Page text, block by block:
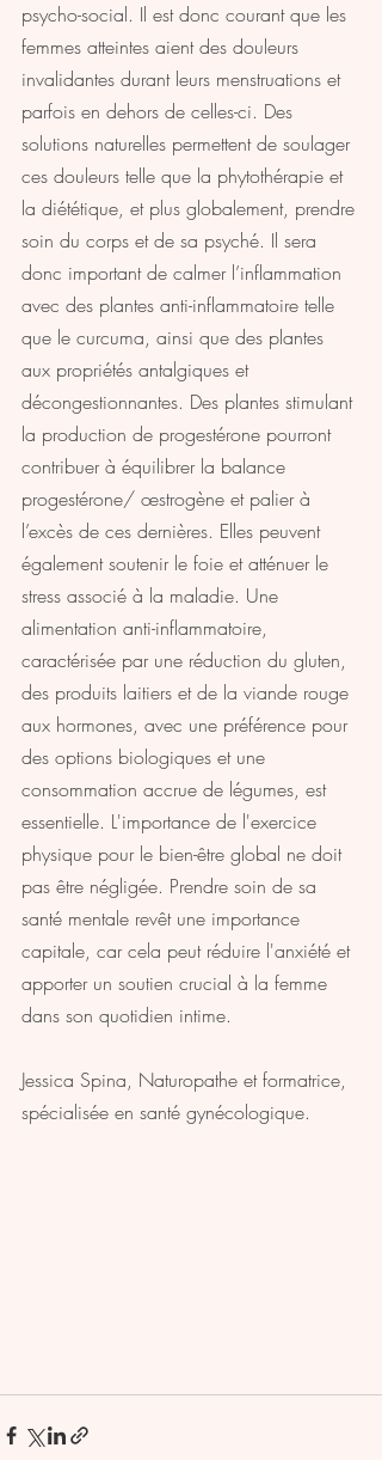
psycho-social. Il est donc courant que les
femmes atteintes aient des douleurs
invalidantes durant leurs menstruations et
parfois en dehors de celles-ci. Des
solutions naturelles permettent de soulager
ces douleurs telle que la phytothérapie et
la diététique, et plus globalement, prendre
soin du corps et de sa psyché. Il sera
donc important de calmer l’inflammation
avec des plantes anti-inflammatoire telle
que le curcuma, ainsi que des plantes
aux propriétés antalgiques et
décongestionnantes. Des plantes stimulant
la production de progestérone pourront
contribuer à équilibrer la balance
progestérone/ œstrogène et palier à
l’excès de ces dernières. Elles peuvent
également soutenir le foie et atténuer le
stress associé à la maladie. Une
alimentation anti-inflammatoire,
caractérisée par une réduction du gluten,
des produits laitiers et de la viande rouge
aux hormones, avec une préférence pour
des options biologiques et une
consommation accrue de légumes, est
essentielle. L'importance de l'exercice
physique pour le bien-être global ne doit
pas être négligée. Prendre soin de sa
santé mentale revêt une importance
capitale, car cela peut réduire l'anxiété et
apporter un soutien crucial à la femme
dans son quotidien intime.
Jessica Spina, Naturopathe et formatrice,
spécialisée en santé gynécologique.